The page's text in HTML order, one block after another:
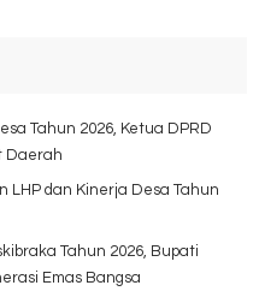
Tahun 2026, Ketua DPRD
Daerah
LHP dan Kinerja Desa Tahun
Tahun 2026, Bupati
Emas Bangsa